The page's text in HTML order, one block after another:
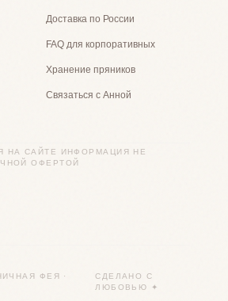
Доставка по России
FAQ для корпоративных
Хранение пряников
Связаться с Анной
НА САЙТЕ ИНФОРМАЦИЯ НЕ
ОФЕРТОЙ
ФЕЯ ·
СДЕЛАНО С
ЛЮБОВЬЮ ✦